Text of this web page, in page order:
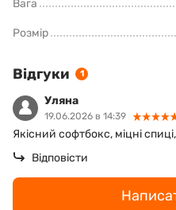
Вага
Розмір
Відгуки 1
Уляна
19.06.2026 в 14:39
Якісний софтбокс, міцні
Відповісти